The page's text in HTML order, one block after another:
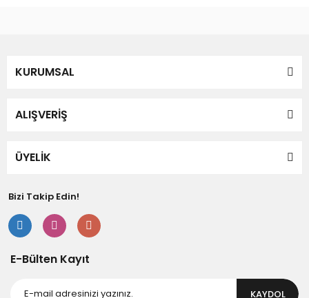
KURUMSAL
ALIŞVERİŞ
ÜYELİK
Bizi Takip Edin!
E-Bülten Kayıt
KAYDOL